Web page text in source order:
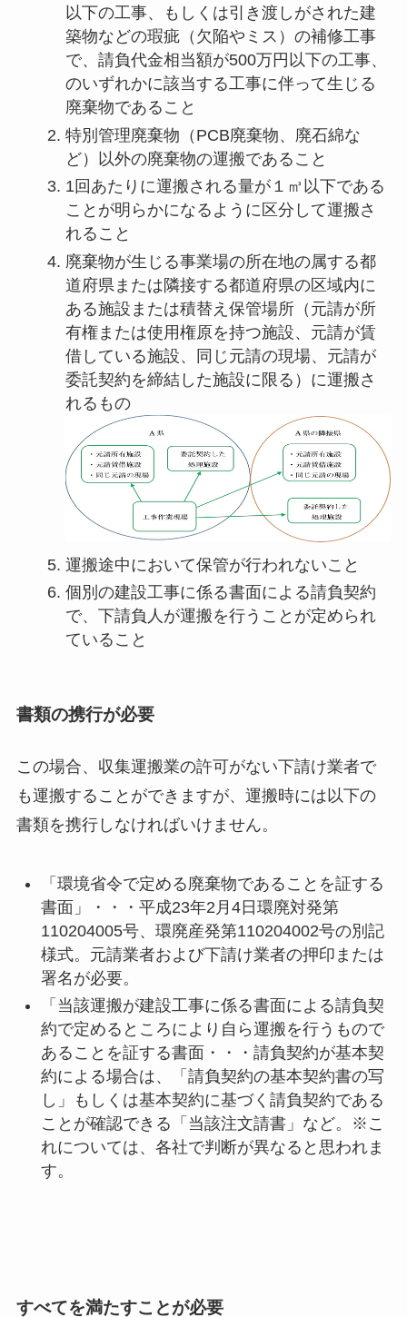
以下の工事、もしくは引き渡しがされた建
築物などの瑕疵（欠陥やミス）の補修工事
で、請負代金相当額が500万円以下の工事、
のいずれかに該当する工事に伴って生じる
廃棄物であること
特別管理廃棄物（PCB廃棄物、廃石綿な
ど）以外の廃棄物の運搬であること
1回あたりに運搬される量が１㎥以下である
ことが明らかになるように区分して運搬さ
れること
廃棄物が生じる事業場の所在地の属する都
道府県または隣接する都道府県の区域内に
ある施設または積替え保管場所（元請が所
有権または使用権原を持つ施設、元請が賃
借している施設、同じ元請の現場、元請が
委託契約を締結した施設に限る）に運搬さ
れるもの
運搬途中において保管が行われないこと
個別の建設工事に係る書面による請負契約
で、下請負人が運搬を行うことが定められ
ていること
書類の携行が必要
この場合、収集運搬業の許可がない下請け業者で
も運搬することができますが、運搬時には以下の
書類を携行しなければいけません。
「環境省令で定める廃棄物であることを証する
書面」・・・平成23年2月4日環廃対発第
110204005号、環廃産発第110204002号の別記
様式。元請業者および下請け業者の押印または
署名が必要。
「当該運搬が建設工事に係る書面による請負契
約で定めるところにより自ら運搬を行うもので
あることを証する書面・・・請負契約が基本契
約による場合は、「請負契約の基本契約書の写
し」もしくは基本契約に基づく請負契約である
ことが確認できる「当該注文請書」など。※こ
れについては、各社で判断が異なると思われま
す。
すべてを満たすことが必要